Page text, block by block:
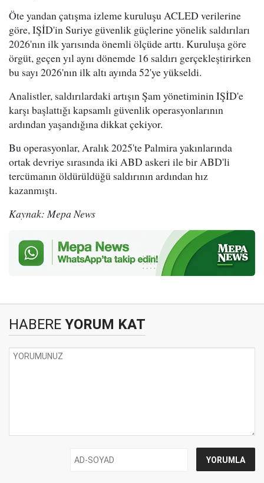
Öte yandan çatışma izleme kuruluşu ACLED verilerine
göre, IŞİD'in Suriye güvenlik güçlerine yönelik saldırıları
2026'nın ilk yarısında önemli ölçüde arttı. Kuruluşa göre
örgüt, geçen yıl aynı dönemde 16 saldırı gerçekleştirirken
bu sayı 2026'nın ilk altı ayında 52'ye yükseldi.
Analistler, saldırılardaki artışın Şam yönetiminin IŞİD'e
karşı başlattığı kapsamlı güvenlik operasyonlarının
ardından yaşandığına dikkat çekiyor.
Bu operasyonlar, Aralık 2025'te Palmira yakınlarında
ortak devriye sırasında iki ABD askeri ile bir ABD'li
tercümanın öldürüldüğü saldırının ardından hız
kazanmıştı.
Kaynak: Mepa News
HABERE YORUM KAT